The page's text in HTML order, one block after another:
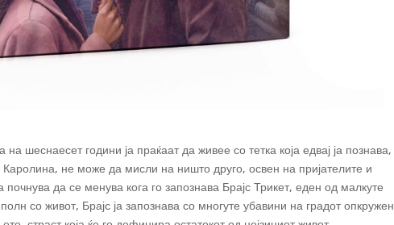
шеснаесет години ја праќаат да живее со тетка која едвај ја познава,
не може да мисли на ништо друго, освен на пријателите и
почнува да се менува кога го запознава Брајс Трикет, еден од малкуте
со живот, Брајс ја запознава со многуте убавини на градот опкружен